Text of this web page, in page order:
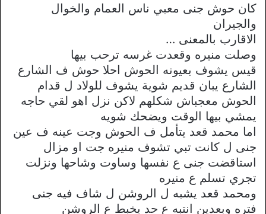
كان حوش جنى معبي ناس العمام والخوال
والجيران
الاقارب بالمعنى …
وصلت منيره وقعدت غرسه ترحب بيها
قيس يشوف بعيونه الحوش احلا حوش ف الشارع
الشارع يبان قديم شوية يشوف للولاد ل قدام
الحوش معجباش شكلهم لاكن نزل اهو لقي حاجه
يمشي بيها الوقت ويضحك شويه
اما محمد قعد يتأمل ف الحوش وجت عينه ف عين
جنى ل كانت تبي تشوف منيره جت او مزال
استاقضت جنى ع نفسها وساوت وشاحها ونزلت
تجري تسلم ع منيره
ومحمد قعد يشبه ل الروشن ل شاف فيه جنى
فتره وبعدين انتبه ع حد يخبط ع الروشن